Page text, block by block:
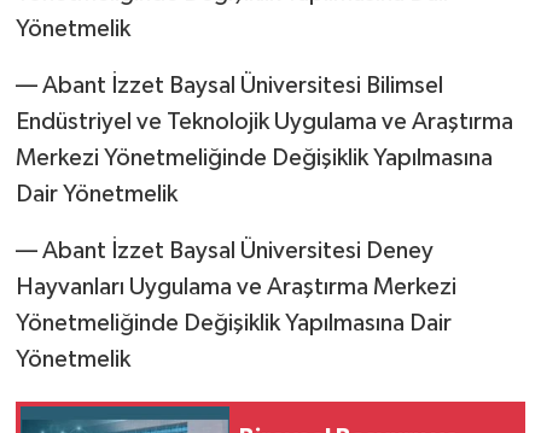
Yönetmelik
–– Abant İzzet Baysal Üniversitesi Bilimsel
Endüstriyel ve Teknolojik Uygulama ve Araştırma
Merkezi Yönetmeliğinde Değişiklik Yapılmasına
Dair Yönetmelik
–– Abant İzzet Baysal Üniversitesi Deney
Hayvanları Uygulama ve Araştırma Merkezi
Yönetmeliğinde Değişiklik Yapılmasına Dair
Yönetmelik